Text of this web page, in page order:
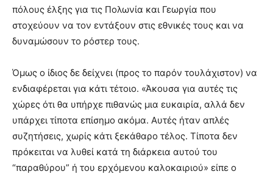
πόλους έλξης για τις Πολωνία και Γεωργία που
στοχεύουν να τον εντάξουν στις εθνικές τους και να
δυναμώσουν το ρόστερ τους.
Όμως ο ίδιος δε δείχνει (προς το παρόν τουλάχιστον) να
ενδιαφέρεται για κάτι τέτοιο. «Άκουσα για αυτές τις
χώρες ότι θα υπήρχε πιθανώς μια ευκαιρία, αλλά δεν
υπάρχει τίποτα επίσημο ακόμα. Αυτές ήταν απλές
συζητήσεις, χωρίς κάτι ξεκάθαρο τέλος. Τίποτα δεν
πρόκειται να λυθεί κατά τη διάρκεια αυτού του
“παραθύρου” ή του ερχόμενου καλοκαιριού» είπε ο